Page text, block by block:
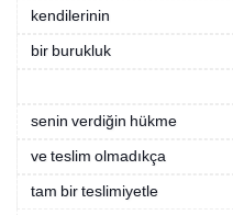
kendilerinin
bir burukluk
senin verdiğin hükme
ve teslim olmadıkça
tam bir teslimiyetle